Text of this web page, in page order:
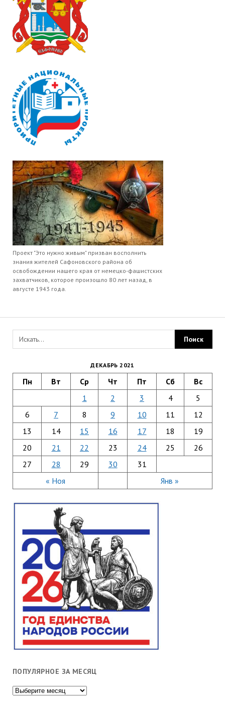
Проект "Это нужно живым" призван восполнить
знания жителей Сафоновского района об
освобождении нашего края от немецко-фашистских
захватчиков, которое произошло 80 лет назад, в
августе 1943 года.
ДЕКАБРЬ 2021
Пн Вт Ср Чт Пт Сб Вс
« Ноя Янв »
1 2 3 4
5
6
7 8 9 10 11
12
13
14 15 16 17 18
19
20
21 22 23 24 25
26
27
28 29 30 31
ПОПУЛЯРНОЕ ЗА МЕСЯЦ
Популярное